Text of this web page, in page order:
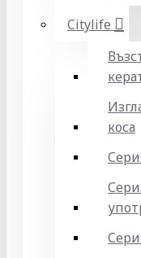
Citylife
коса